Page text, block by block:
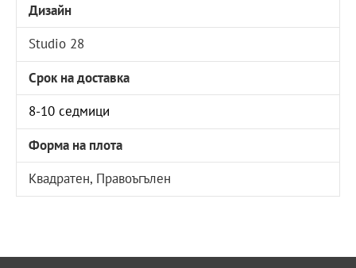
Дизайн
Studio 28
Срок на доставка
8-10 седмици
Форма на плота
Квадратен, Правоъгълен